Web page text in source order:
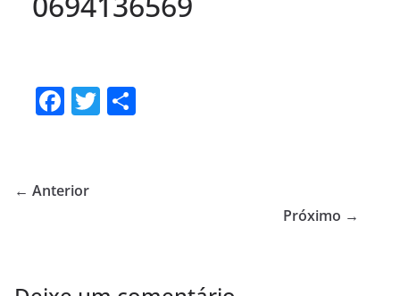
F
b
T
← Anterior
Próximo →